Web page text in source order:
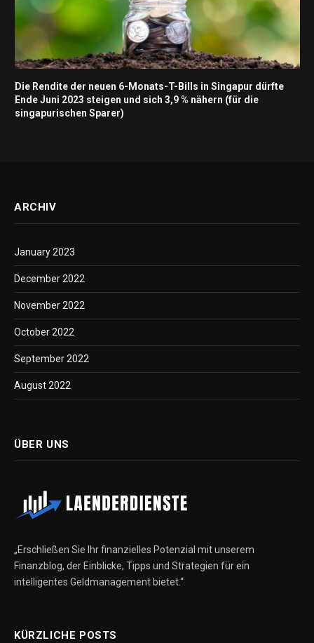
Die Rendite der neuen 6-Monats-T-Bills in Singapur dürfte
Ende Juni 2023 steigen und sich 3,9 % nähern (für die
singapurischen Sparer)
ARCHIV
January 2023
December 2022
November 2022
October 2022
September 2022
August 2022
ÜBER UNS
„Erschließen Sie Ihr finanzielles Potenzial mit unserem
Finanzblog, der Einblicke, Tipps und Strategien für ein
intelligentes Geldmanagement bietet.“
KÜRZLICHE POSTS